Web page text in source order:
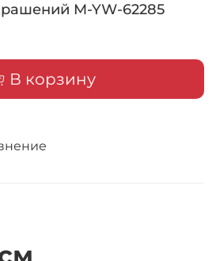
M-YW-62285
В корзину